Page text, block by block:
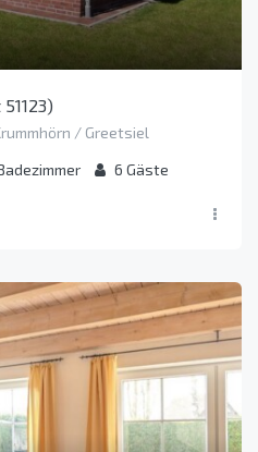
/ Greetsiel
6 Gäste